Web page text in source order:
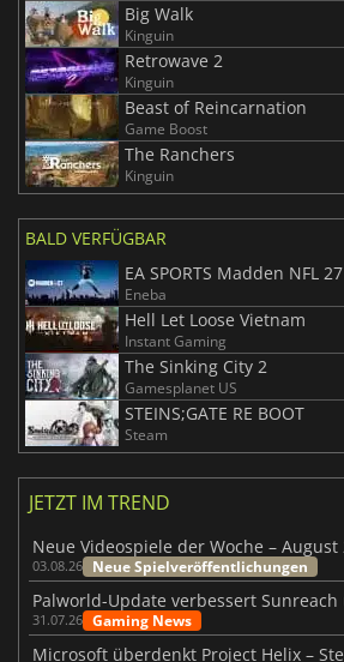
Big Walk
Kinguin
Retrowave 2
Kinguin
Beast of Reincarnation
Game Boost
The Ranchers
Kinguin
BALD VERFÜGBAR
EA SPORTS Madden NFL 27
Eneba
Hell Let Loose Vietnam
Instant Gaming
The Sinking City 2
Gamesplanet US
STEINS;GATE RE BOOT
Steam
JETZT IM TREND
03.08.26 Neue Spielveröffentlichungen
31.07.26 Gaming News